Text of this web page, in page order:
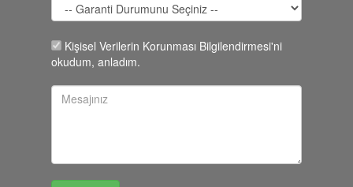
Kişisel Verilerin Korunması Bilgilendirmesi'ni
okudum, anladım.